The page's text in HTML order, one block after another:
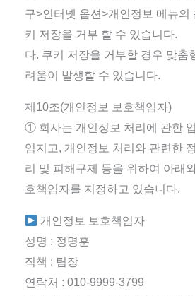
구>인터넷 옵션>개인정보 메뉴의
키 저장을 거부 할 수 있습니다.
다. 쿠키 저장을 거부할 경우 맞춤
려움이 발생할 수 있습니다.
제10조(개인정보 보호책임자)
① 회사는 개인정보 처리에 관한
임지고, 개인정보 처리와 관련한
리 및 피해구제 등을 위하여 아래
호책임자를 지정하고 있습니다.
개인정보 보호책임자
성명 : 정명훈
직책 : 팀장
연락처 : 010-9999-3799